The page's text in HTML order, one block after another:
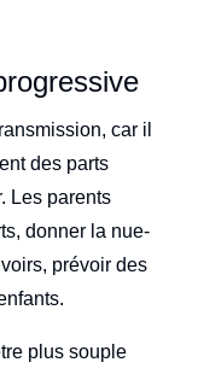
car il
des parts
Les parents
donner la nue-
prévoir des
plus souple